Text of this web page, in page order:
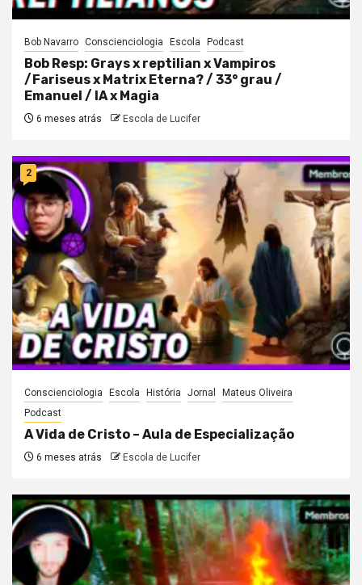
Bob Navarro Conscienciologia Escola Podcast
Bob Resp: Grays x reptilian x Vampiros
/Fariseus x Matrix Eterna? / 33° grau /
Emanuel / IA x Magia
6 meses atrás Escola de Lucifer
2
Conscienciologia Escola História Jornal
Mateus Oliveira
Podcast
A Vida de Cristo – Aula de Especialização
6 meses atrás Escola de Lucifer